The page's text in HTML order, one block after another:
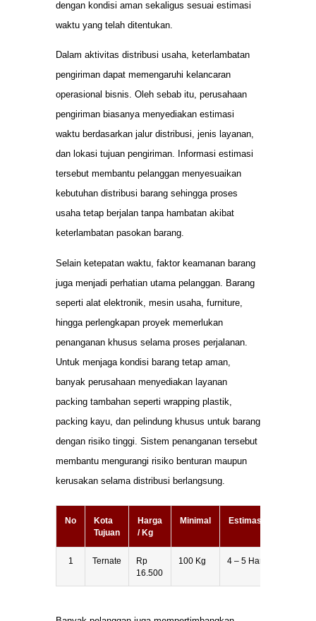
dengan kondisi aman sekaligus sesuai estimasi
waktu yang telah ditentukan.
Dalam aktivitas distribusi usaha, keterlambatan
pengiriman dapat memengaruhi kelancaran
operasional bisnis. Oleh sebab itu, perusahaan
pengiriman biasanya menyediakan estimasi
waktu berdasarkan jalur distribusi, jenis layanan,
dan lokasi tujuan pengiriman. Informasi estimasi
tersebut membantu pelanggan menyesuaikan
kebutuhan distribusi barang sehingga proses
usaha tetap berjalan tanpa hambatan akibat
keterlambatan pasokan barang.
Selain ketepatan waktu, faktor keamanan barang
juga menjadi perhatian utama pelanggan. Barang
seperti alat elektronik, mesin usaha, furniture,
hingga perlengkapan proyek memerlukan
penanganan khusus selama proses perjalanan.
Untuk menjaga kondisi barang tetap aman,
banyak perusahaan menyediakan layanan
packing tambahan seperti wrapping plastik,
packing kayu, dan pelindung khusus untuk barang
dengan risiko tinggi. Sistem penanganan tersebut
membantu mengurangi risiko benturan maupun
kerusakan selama distribusi berlangsung.
No
Kota
Tujuan
Harga
/ Kg
Minimal Estimasi
1 Ternate
Rp
16.500
100 Kg 4 – 5 Hari